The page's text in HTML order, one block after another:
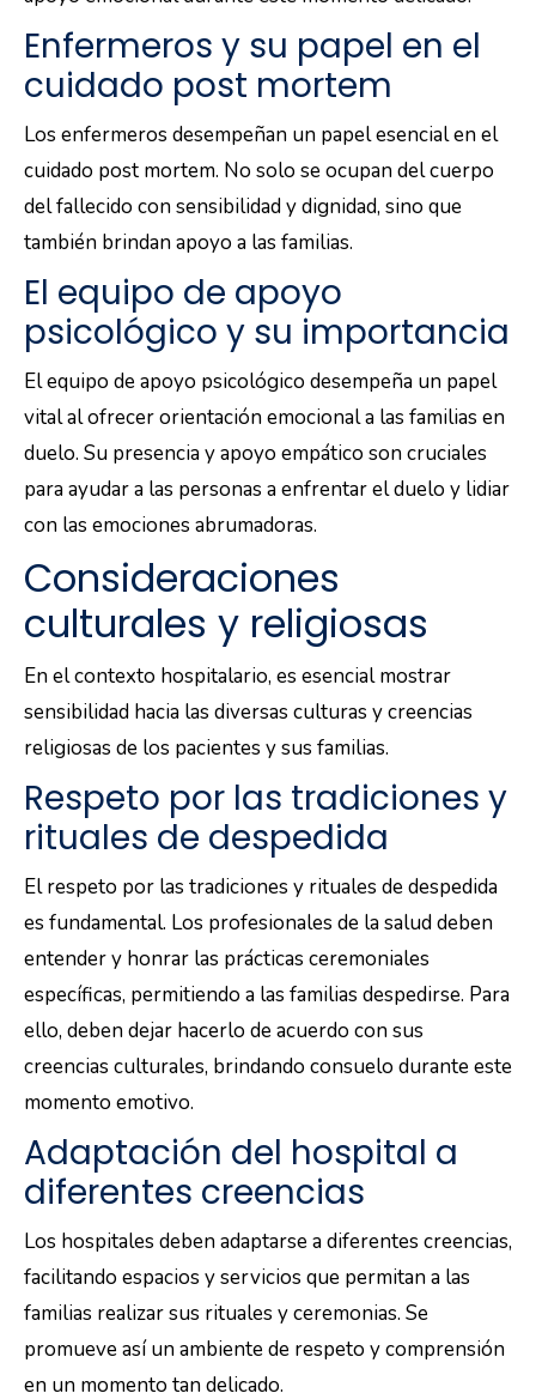
Enfermeros y su papel en el
cuidado post mortem
Los enfermeros desempeñan un papel esencial en el
cuidado post mortem. No solo se ocupan del cuerpo
del fallecido con sensibilidad y dignidad, sino que
también brindan apoyo a las familias.
El equipo de apoyo
psicológico y su importancia
El equipo de apoyo psicológico desempeña un papel
vital al ofrecer orientación emocional a las familias en
duelo. Su presencia y apoyo empático son cruciales
para ayudar a las personas a enfrentar el duelo y lidiar
con las emociones abrumadoras.
Consideraciones
culturales y religiosas
En el contexto hospitalario, es esencial mostrar
sensibilidad hacia las diversas culturas y creencias
religiosas de los pacientes y sus familias.
Respeto por las tradiciones y
rituales de despedida
El respeto por las tradiciones y rituales de despedida
es fundamental. Los profesionales de la salud deben
entender y honrar las prácticas ceremoniales
específicas, permitiendo a las familias despedirse. Para
ello, deben dejar hacerlo de acuerdo con sus
creencias culturales, brindando consuelo durante este
momento emotivo.
Adaptación del hospital a
diferentes creencias
Los hospitales deben adaptarse a diferentes creencias,
facilitando espacios y servicios que permitan a las
familias realizar sus rituales y ceremonias. Se
promueve así un ambiente de respeto y comprensión
en un momento tan delicado.